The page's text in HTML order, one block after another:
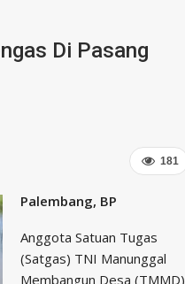
Di Pasang
181
Palembang, BP
Anggota Satuan Tugas
(Satgas) TNI Manunggal
Membangun Desa (TMMD)